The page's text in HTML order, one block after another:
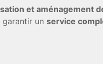
et aménagement
garantir unservice